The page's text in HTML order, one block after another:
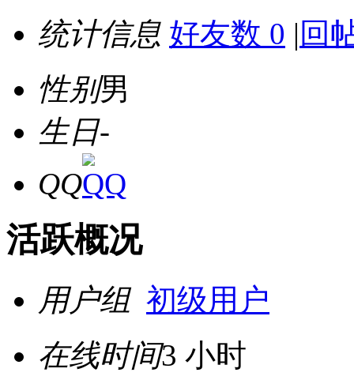
统计信息 好友数 0 | 回
性别男
生日-
QQ
活跃概况
用户组 初级用户
在线时间3 小时